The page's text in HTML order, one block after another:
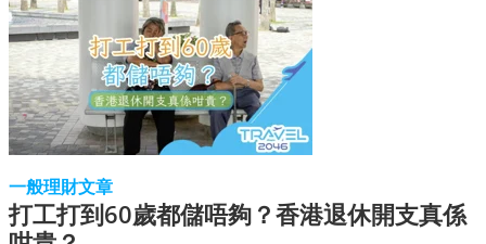
一般理財文章
打工打到60歲都儲唔夠？香港退休開支真係